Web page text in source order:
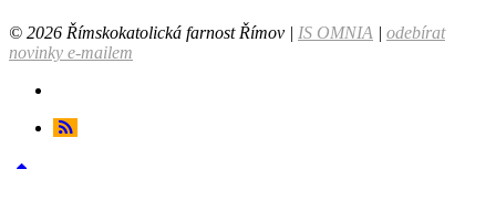
© 2026 Římskokatolická farnost Římov | IS OMNIA | odebírat
novinky e-mailem